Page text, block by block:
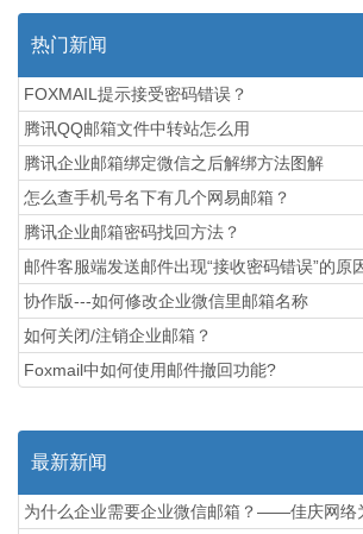
热门新闻
FOXMAIL提示接受密码错误？
腾讯QQ邮箱文件中转站怎么用
腾讯企业邮箱绑定微信之后解绑方法图解
怎么查手机号名下有几个网易邮箱？
腾讯企业邮箱密码找回方法？
邮件客服端发送邮件出现“接收密码错误”的原
协作版---如何修改企业微信里邮箱名称
如何关闭/注销企业邮箱？
Foxmail中如何使用邮件撤回功能?
最新新闻
为什么企业需要企业微信邮箱？——佳庆网络